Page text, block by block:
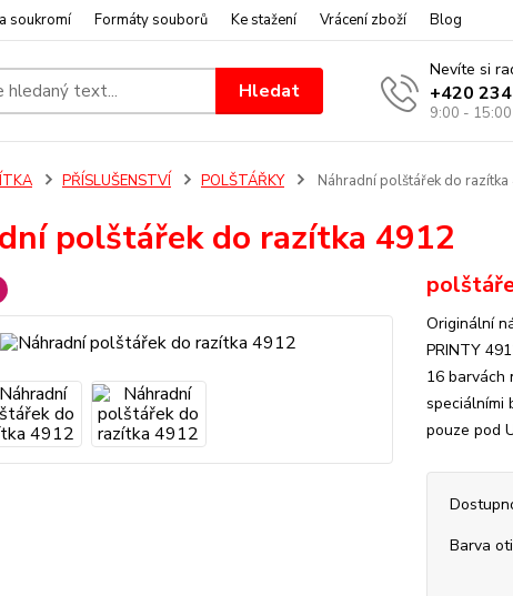
soukromí Formáty souborů Ke stažení Vrácení zboží Blog
Hledat
Nevíte si
+420
9:00 - 15:00
PŘÍSLUŠENSTVÍ POLŠTÁŘKY Náhradní polštářek do
polštářek do razítka 4912
Originální
PRINTY
16 barvách
speciálními
pouze pod
Barva